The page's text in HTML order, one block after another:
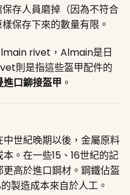
存人員磨掉（因為不符合
保存下來的數量有限。
rivet，Almain是日
則是指這些盔甲配件的
進口鉚接盔甲 。
世紀晚期以後，金屬原料
。在一些15、16世紀的記
高於進口鋼材。鋼鐵佔盔
製造成本來自於人工。